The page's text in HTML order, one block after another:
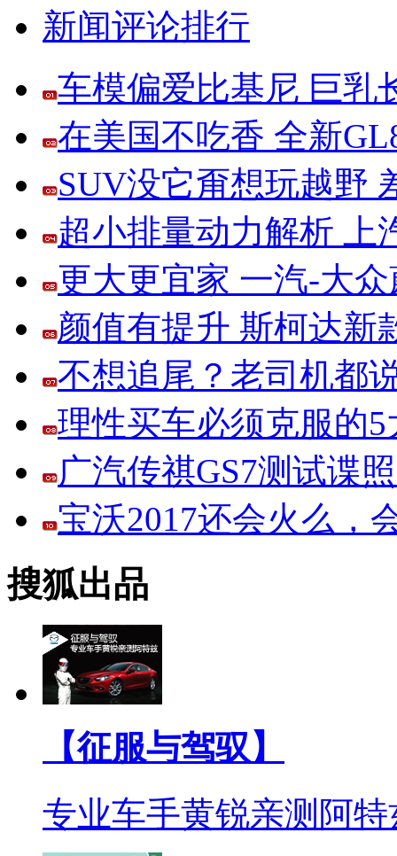
新闻评论排行
车模偏爱比基尼 巨乳
在美国不吃香 全新
SUV没它甭想玩越野
超小排量动力解析 上
更大更宜家 一汽-大
颜值有提升 斯柯达新
不想追尾？老司机都
理性买车必须克服的5
广汽传祺GS7测试谍
宝沃2017还会火么，
搜狐出品
【征服与驾驭】
专业车手黄锐亲测阿特